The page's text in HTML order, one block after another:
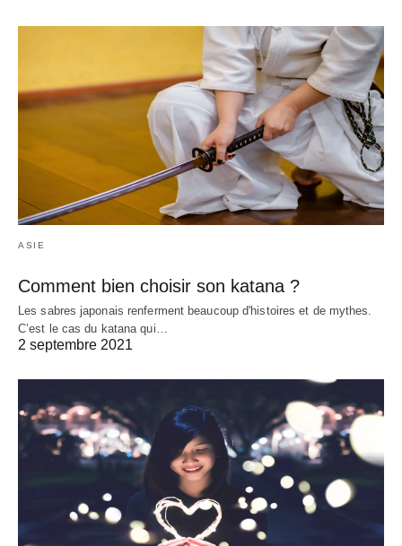
ASIE
Comment bien choisir son katana ?
Les sabres japonais renferment beaucoup d'histoires et de mythes.
C’est le cas du katana qui…
2 septembre 2021